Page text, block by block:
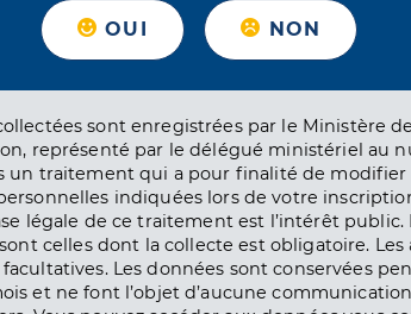
OUI NON
sont enregistrées par le Ministère
représenté par le délégué ministériel au
un traitement qui a pour finalité de modifier
indiquées lors de votre
légale de ce traitement est l’intérêt public.
celles dont la collecte est obligatoire. Les
Les données sont conservées
et ne font l’objet d’aucune